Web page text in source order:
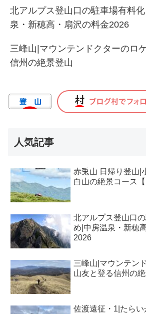
北アルプス登山口の駐車場有料
泉・新穂高・扇沢の料金2026
三峰山|マウンテンドクターのロ
信州の絶景登山
人気記事
赤兎山 日帰り登山|
白山の絶景コース【
北アルプス登山口
め|中房温泉・新穂
2026
三峰山|マウンテン
山友と登る信州の
佐渡遠征・1|たら